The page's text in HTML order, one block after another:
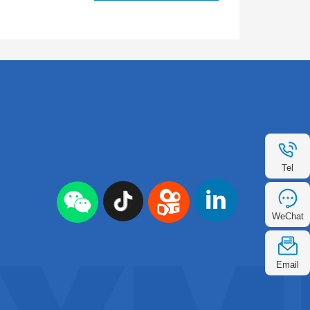
Tel
WeChat
Email